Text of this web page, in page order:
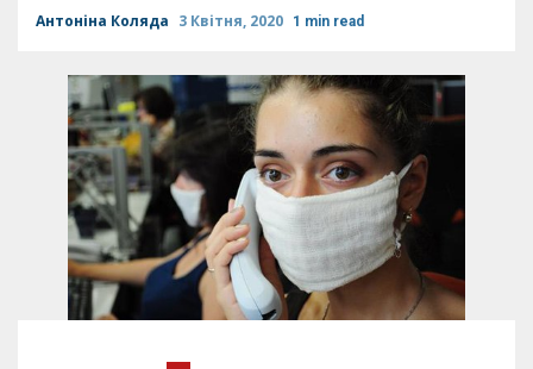
Антоніна Коляда 3 Квітня, 2020 1 min read